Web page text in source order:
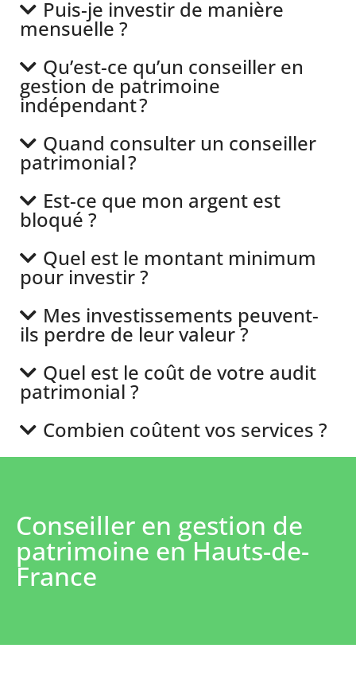
Puis-je investir de manière
mensuelle ?
Qu’est-ce qu’un conseiller en
gestion de patrimoine
indépendant ?
Quand consulter un conseiller
patrimonial ?
Est-ce que mon argent est
bloqué ?
Quel est le montant minimum
pour investir ?
Mes investissements peuvent-
ils perdre de leur valeur ?
Quel est le coût de votre audit
patrimonial ?
Combien coûtent vos services ?
Conseiller en gestion de
patrimoine en Hauts-de-
France